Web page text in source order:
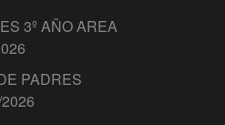
3º AÑO AREA
PADRES